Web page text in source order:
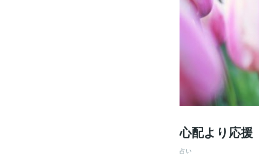
心配より応援
占い